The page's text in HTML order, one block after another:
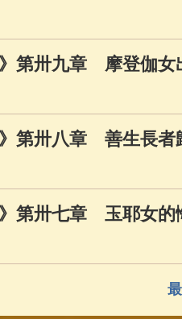
》第卅九章 摩登伽女
》第卅八章 善生長者
》第卅七章 玉耶女的